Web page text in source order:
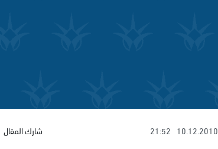
10.12.2010
21:52 شارك المقال